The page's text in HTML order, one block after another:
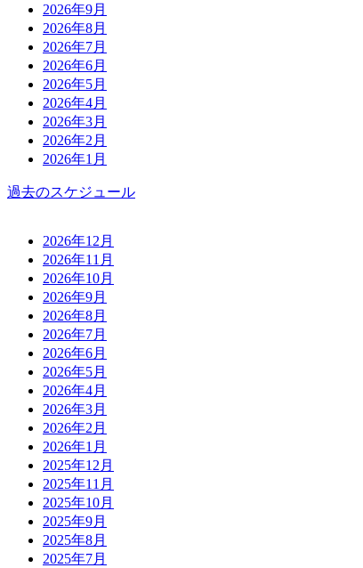
2026年9月
2026年8月
2026年7月
2026年6月
2026年5月
2026年4月
2026年3月
2026年2月
2026年1月
過去のスケジュール
2026年12月
2026年11月
2026年10月
2026年9月
2026年8月
2026年7月
2026年6月
2026年5月
2026年4月
2026年3月
2026年2月
2026年1月
2025年12月
2025年11月
2025年10月
2025年9月
2025年8月
2025年7月